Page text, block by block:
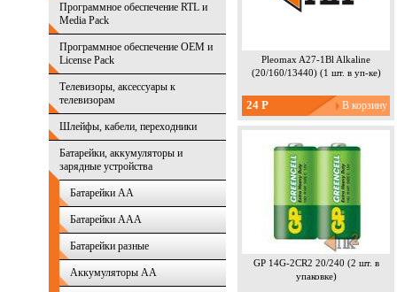
Программное обеспечение RTL и
Media Pack
Программное обеспечение OEM и
License Pack
Телевизоры, аксессуары к
телевизорам
Шлейфы, кабели, переходники
Батарейки, аккумуляторы и
зарядные устройства
Батарейки AA
Батарейки AAA
Батарейки разные
Аккумуляторы AA
Pleomax A27-1Bl Alkaline
(20/160/13440) (1 шт. в уп-ке)
24 Р
GP 14G-2CR2 20/240 (2 шт. в
упаковке)